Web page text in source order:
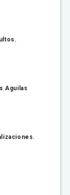
Aguilas